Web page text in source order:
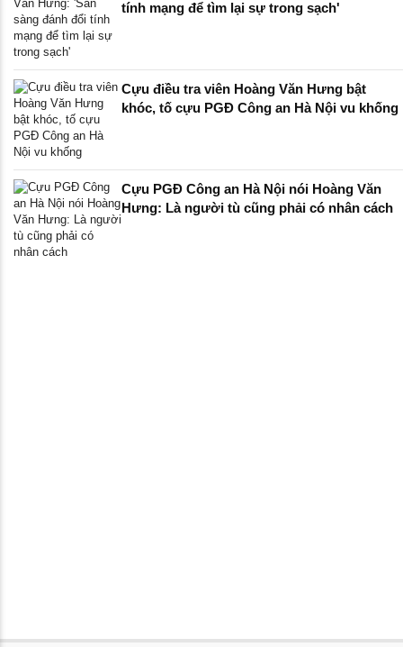
tính mạng để tìm lại sự trong sạch'
Cựu điều tra viên Hoàng Văn Hưng bật
khóc, tố cựu PGĐ Công an Hà Nội vu khống
Cựu PGĐ Công an Hà Nội nói Hoàng Văn
Hưng: Là người tù cũng phải có nhân cách